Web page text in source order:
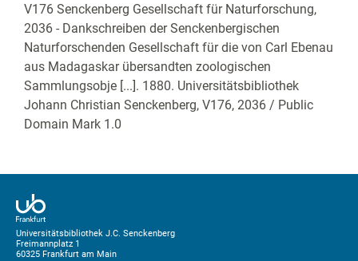
V176 Senckenberg Gesellschaft für Naturforschung,
2036 - Dankschreiben der Senckenbergischen
Naturforschenden Gesellschaft für die von Carl Ebenau
aus Madagaskar übersandten zoologischen
Sammlungsobje [...]. 1880. Universitätsbibliothek
Johann Christian Senckenberg, V176, 2036 / Public
Domain Mark 1.0
Universitätsbibliothek J.C. Senckenberg
Freimannplatz 1
60325 Frankfurt am Main